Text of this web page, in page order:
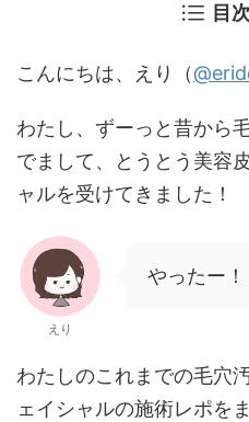
目次
こんにちは、えり（
わたし、ずーっと昔から
でまして、とうとう美容
ャルを受けてきました！
えり
やったー！
わたしのこれまでの毛穴
ェイシャルの施術レポを